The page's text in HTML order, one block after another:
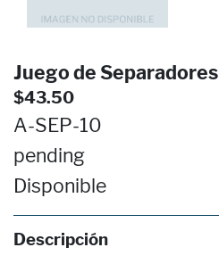
Juego de Separadores
$43.50
A-SEP-10
pending
Disponible
Descripción